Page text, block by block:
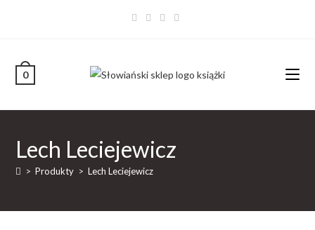
0
Lech Leciejewicz
> Produkty > Lech Leciejewicz